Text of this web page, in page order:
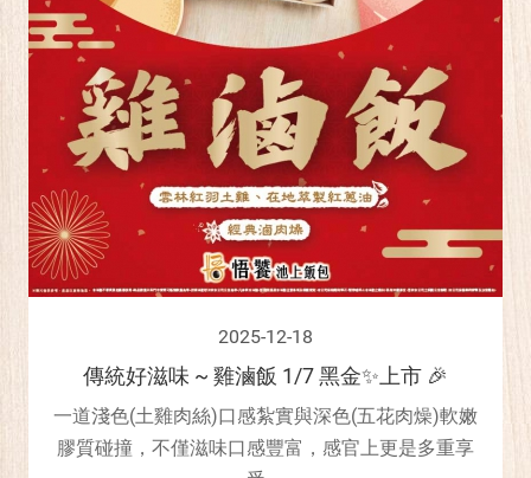
2025-12-18
傳統好滋味 ~ 雞滷飯 1/7 黑金✨上市 🎉
一道淺色(土雞肉絲)口感紮實與深色(五花肉燥)軟嫩
膠質碰撞，不僅滋味口感豐富，感官上更是多重享